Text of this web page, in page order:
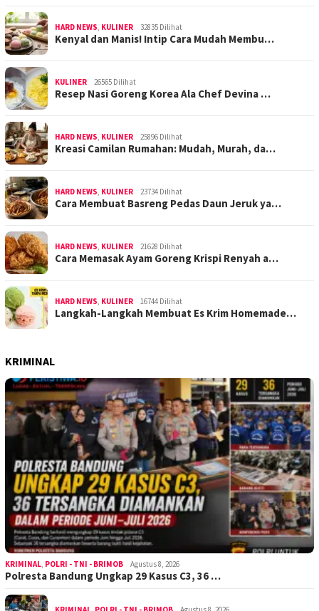
HARD NEWS KULINER 32835 Dilihat
Kenyal dan Manis! Intip Cara Mudah Membu…
KULINER 26565 Dilihat
Resep Nasi Goreng Korea Ala Chef Devina …
HARD NEWS KULINER 25896 Dilihat
Kreasi Camilan Rumahan: Mudah, Murah, da…
HARD NEWS KULINER 23734 Dilihat
Cara Membuat Basreng Pedas Daun Jeruk ya…
HARD NEWS KULINER 21628 Dilihat
Cara Memasak Ayam Goreng Krispi Renyah a…
HARD NEWS KULINER 16744 Dilihat
Langkah-Langkah Membuat Es Krim Homemade…
KRIMINAL
KRIMINAL POLRI - TNI - BRIMOB Agustus 8, 2026
Polresta Bandung Ungkap 29 Kasus C3, 36 …